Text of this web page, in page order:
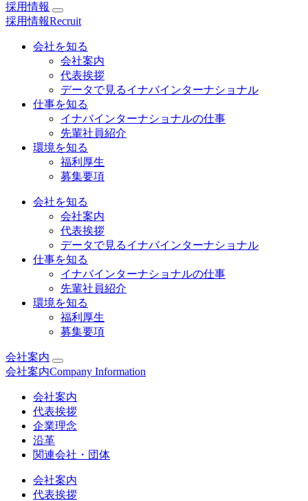
採用情報
採用情報Recruit
会社を知る
会社案内
代表挨拶
データで見るイナバインターナショナル
仕事を知る
イナバインターナショナルの仕事
先輩社員紹介
環境を知る
福利厚生
募集要項
会社を知る
会社案内
代表挨拶
データで見るイナバインターナショナル
仕事を知る
イナバインターナショナルの仕事
先輩社員紹介
環境を知る
福利厚生
募集要項
会社案内
会社案内Company Information
会社案内
代表挨拶
企業理念
沿革
関連会社・団体
会社案内
代表挨拶